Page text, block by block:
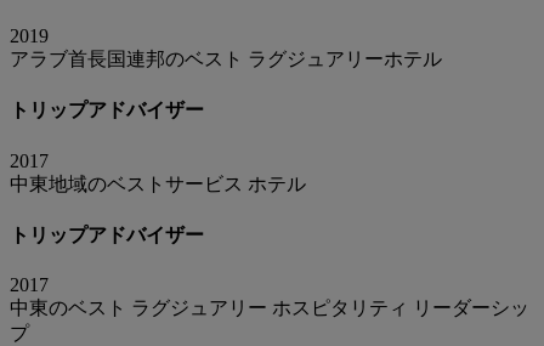
2019
アラブ首長国連邦のベスト ラグジュアリーホテル
トリップアドバイザー
2017
中東地域のベストサービス ホテル
トリップアドバイザー
2017
中東のベスト ラグジュアリー ホスピタリティ リーダーシッ
プ